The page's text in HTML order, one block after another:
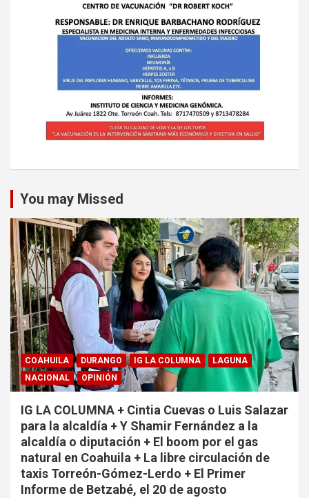
You may Missed
COAHUILA DURANGO IG LA COLUMNA
LAGUNA
NACIONAL
OPINIÓN
IG LA COLUMNA + Cintia Cuevas o Luis Salazar
para la alcaldía + Y Shamir Fernández a la
alcaldía o diputación + El boom por el gas
natural en Coahuila + La libre circulación de
taxis Torreón-Gómez-Lerdo + El Primer
Informe de Betzabé, el 20 de agosto